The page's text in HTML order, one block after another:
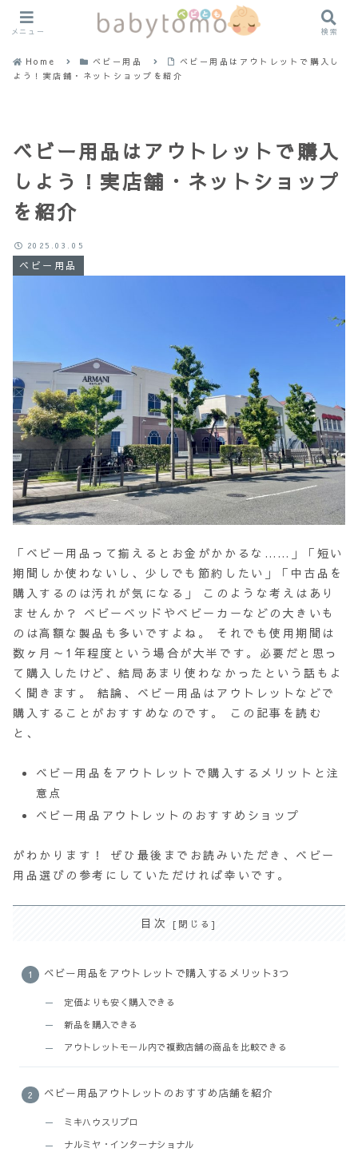
Home ベビー用品
ベビー用品はアウトレットで購入し
よう！実店舗・ネットショップを紹介
ベビー用品はアウトレットで購入
しよう！実店舗・ネットショップ
を紹介
ベビー用品
2025.03.05
「ベビー用品って揃えるとお金がかかるな……」「短い
期間しか使わないし、少しでも節約したい」「中古品を
購入するのは汚れが気になる」 このような考えはあり
ませんか？ ベビーベッドやベビーカーなどの大きいも
のは高額な製品も多いですよね。 それでも使用期間は
数ヶ月～1年程度という場合が大半です。必要だと思っ
て購入したけど、結局あまり使わなかったという話もよ
く聞きます。 結論、ベビー用品はアウトレットなどで
購入することがおすすめなのです。 この記事を読む
と、
ベビー用品をアウトレットで購入するメリットと注
意点
ベビー用品アウトレットのおすすめショップ
がわかります！ ぜひ最後までお読みいただき、ベビー
用品選びの参考にしていただければ幸いです。
目次
ベビー用品をアウトレットで購入するメリット3つ
定価よりも安く購入できる
新品を購入できる
アウトレットモール内で複数店舗の商品を比較できる
ベビー用品アウトレットのおすすめ店舗を紹介
ミキハウスリプロ
ナルミヤ・インターナショナル
メニュー 検索